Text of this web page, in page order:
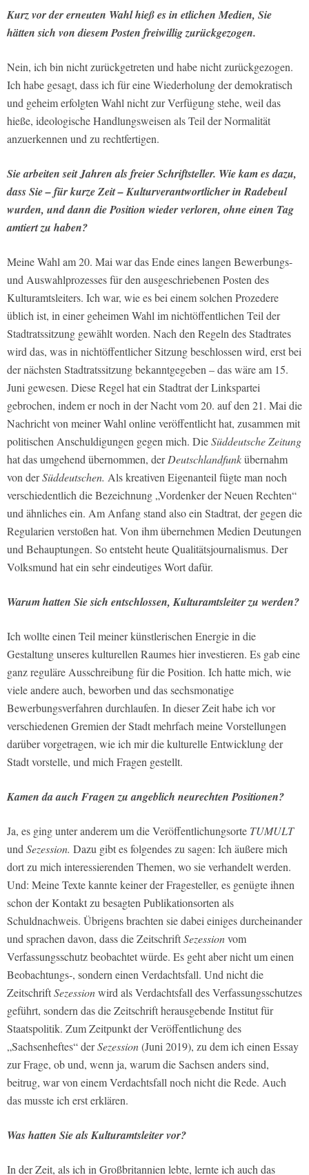
Kurz vor der erneuten Wahl hieß es in etlichen Medien, Sie
hätten sich von diesem Posten freiwillig zurückgezogen.
Nein, ich bin nicht zurückgetreten und habe nicht zurückgezogen.
Ich habe gesagt, dass ich für eine Wiederholung der demokratisch
und geheim erfolgten Wahl nicht zur Verfügung stehe, weil das
hieße, ideologische Handlungsweisen als Teil der Normalität
anzuerkennen und zu rechtfertigen.
Sie arbeiten seit Jahren als freier Schriftsteller. Wie kam es dazu,
dass Sie – für kurze Zeit – Kulturverantwortlicher in Radebeul
wurden, und dann die Position wieder verloren, ohne einen Tag
amtiert zu haben?
Meine Wahl am 20. Mai war das Ende eines langen Bewerbungs-
und Auswahlprozesses für den ausgeschriebenen Posten des
Kulturamtsleiters. Ich war, wie es bei einem solchen Prozedere
üblich ist, in einer geheimen Wahl im nichtöffentlichen Teil der
Stadtratssitzung gewählt worden. Nach den Regeln des Stadtrates
wird das, was in nichtöffentlicher Sitzung beschlossen wird, erst bei
der nächsten Stadtratssitzung bekanntgegeben – das wäre am 15.
Juni gewesen. Diese Regel hat ein Stadtrat der Linkspartei
gebrochen, indem er noch in der Nacht vom 20. auf den 21. Mai die
Nachricht von meiner Wahl online veröffentlicht hat, zusammen mit
politischen Anschuldigungen gegen mich. DieSüddeutsche Zeitung
hat das umgehend übernommen, derDeutschlandfunkübernahm
von derSüddeutschen. Als kreativen Eigenanteil fügte man noch
verschiedentlich die Bezeichnung „Vordenker der Neuen Rechten“
und ähnliches ein. Am Anfang stand also ein Stadtrat, der gegen die
Regularien verstoßen hat. Von ihm übernehmen Medien Deutungen
und Behauptungen. So entsteht heute Qualitätsjournalismus. Der
Volksmund hat ein sehr eindeutiges Wort dafür.
Warum hatten Sie sich entschlossen, Kulturamtsleiter zu werden?
Ich wollte einen Teil meiner künstlerischen Energie in die
Gestaltung unseres kulturellen Raumes hier investieren. Es gab eine
ganz reguläre Ausschreibung für die Position. Ich hatte mich, wie
viele andere auch, beworben und das sechsmonatige
Bewerbungsverfahren durchlaufen. In dieser Zeit habe ich vor
verschiedenen Gremien der Stadt mehrfach meine Vorstellungen
darüber vorgetragen, wie ich mir die kulturelle Entwicklung der
Stadt vorstelle, und mich Fragen gestellt.
Kamen da auch Fragen zu angeblich neurechten Positionen?
Ja, es ging unter anderem um die Veröffentlichungsorte TUMULT
undSezession. Dazu gibt es folgendes zu sagen: Ich äußere mich
dort zu mich interessierenden Themen, wo sie verhandelt werden.
Und: Meine Texte kannte keiner der Fragesteller, es genügte ihnen
schon der Kontakt zu besagten Publikationsorten als
Schuldnachweis. Übrigens brachten sie dabei einiges durcheinander
und sprachen davon, dass die ZeitschriftSezessionvom
Verfassungsschutz beobachtet würde. Es geht aber nicht um einen
Beobachtungs-, sondern einen Verdachtsfall. Und nicht die
ZeitschriftSezessionwird als Verdachtsfall des Verfassungsschutzes
geführt, sondern das die Zeitschrift herausgebende Institut für
Staatspolitik. Zum Zeitpunkt der Veröffentlichung des
„Sachsenheftes“ derSezession(Juni 2019), zu dem ich einen Essay
zur Frage, ob und, wenn ja, warum die Sachsen anders sind,
beitrug, war von einem Verdachtsfall noch nicht die Rede. Auch
das musste ich erst erklären.
Was hatten Sie als Kulturamtsleiter vor?
In der Zeit, als ich in Großbritannien lebte, lernte ich auch das